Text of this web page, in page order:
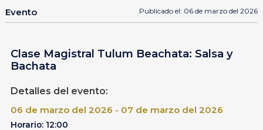
Evento Publicado el: 06 de marzo del 2026
Clase Magistral Tulum Beachata: Salsa y
Bachata
Detalles del evento:
06 de marzo del 2026 - 07 de marzo del 2026
Horario: 12:00